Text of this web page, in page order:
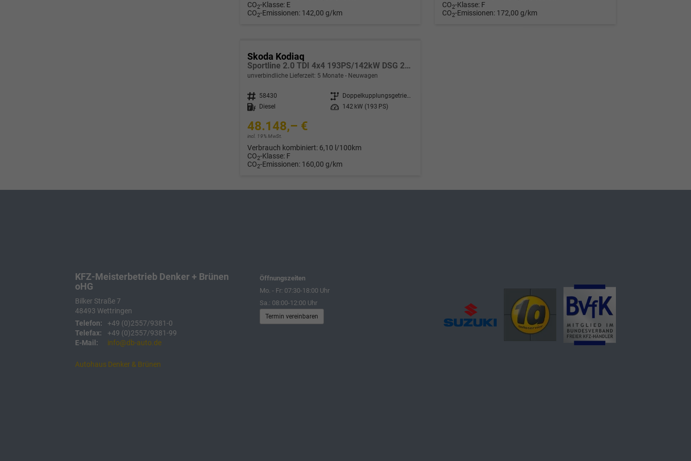
CO2-Klasse: E
CO2-Emissionen: 142,00 g/km
CO2-Klasse: F
CO2-Emissionen: 172,00 g/km
Skoda Kodiaq
Sportline 2.0 TDI 4x4 193PS/142kW DSG 2026 +CANTON+CONVENIENCE PLUS+PERFORMANCE+AKUSTIK
unverbindliche Lieferzeit: 5 Monate Neuwagen
Fahrzeugnr. 58430 Getriebe
Doppelkupplungsgetriebe (DSG)
Kraftstoff
Diesel Leistung 142 kW (193 PS)
48.148,– €
incl. 19% MwSt.
Verbrauch kombiniert: 6,10 l/100km
CO2-Klasse: F
CO2-Emissionen: 160,00 g/km
KFZ-Meisterbetrieb Denker + Brünen
oHG
Bilker Straße 7
48493 Wettringen
Telefon:
+49 (0)2557/9381-0
Telefax:
+49 (0)2557/9381-99
E-Mail:
info@db-auto.de
Öffnungszeiten
Mo. - Fr: 07:30-18:00 Uhr
Sa.: 08:00-12:00 Uhr
Termin vereinbaren
Autohaus Denker & Brünen